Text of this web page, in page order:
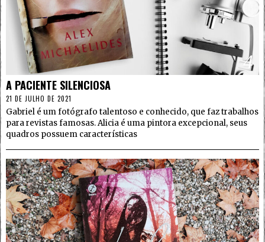
4
A PACIENTE SILENCIOSA
21 DE JULHO DE 2021
Gabriel é um fotógrafo talentoso e conhecido, que faz trabalhos
para revistas famosas. Alicia é uma pintora excepcional, seus
quadros possuem características